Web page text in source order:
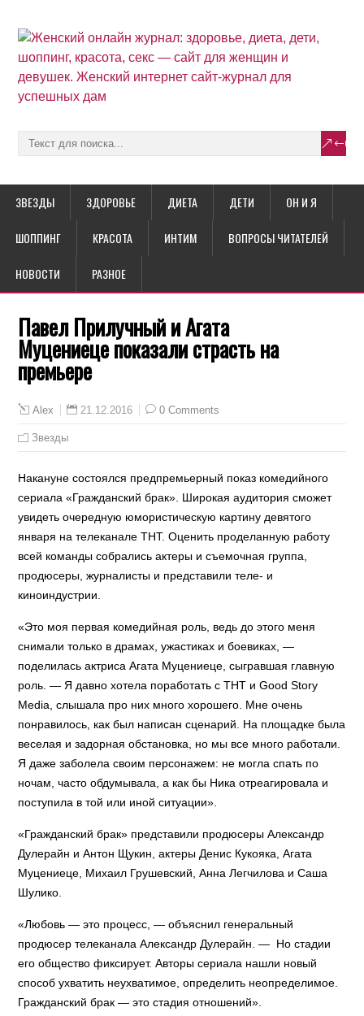
ЗВЕЗДЫ ЗДОРОВЬЕ ДИЕТА ДЕТИ ОН И Я
ШОППИНГ КРАСОТА ИНТИМ ВОПРОСЫ ЧИТАТЕЛЕЙ
НОВОСТИ РАЗНОЕ
Павел Прилучный и Агата
Муцениеце показали страсть на
премьере
Alex 21.12.2016 0 Comments
Звезды
Накануне состоялся предпремьерный показ комедийного
сериала «Гражданский брак». Широкая аудитория сможет
увидеть очередную юмористическую картину девятого
января на телеканале ТНТ. Оценить проделанную работу
всей команды собрались актеры и съемочная группа,
продюсеры, журналисты и представили теле- и
киноиндустрии.
«Это моя первая комедийная роль, ведь до этого меня
снимали только в драмах, ужастиках и боевиках, —
поделилась актриса Агата Муцениеце, сыгравшая главную
роль. — Я давно хотела поработать с ТНТ и Good Story
Media, слышала про них много хорошего. Мне очень
понравилось, как был написан сценарий. На площадке была
веселая и задорная обстановка, но мы все много работали.
Я даже заболела своим персонажем: не могла спать по
ночам, часто обдумывала, а как бы Ника отреагировала и
поступила в той или иной ситуации».
«Гражданский брак» представили продюсеры Александр
Дулерайн и Антон Щукин, актеры Денис Кукояка, Агата
Муцениеце, Михаил Грушевский, Анна Легчилова и Саша
Шулико.
«Любовь — это процесс, — объяснил генеральный
продюсер телеканала Александр Дулерайн. — Но стадии
его общество фиксирует. Авторы сериала нашли новый
способ ухватить неухватимое, определить неопределимое.
Гражданский брак — это стадия отношений».